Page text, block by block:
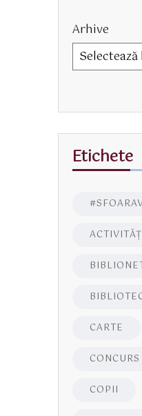
Arhive
Etichete
CARTE
CONCURS
COPII